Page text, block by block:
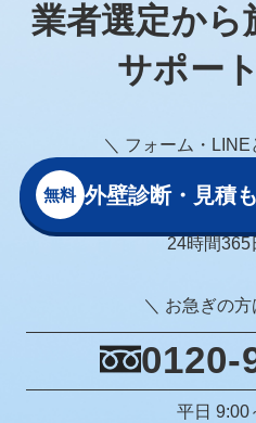
業者選定から
サポー
＼ フォーム・
無料 外壁診断・見積
24時間365
＼ お急ぎの
0120-
平日 9:00